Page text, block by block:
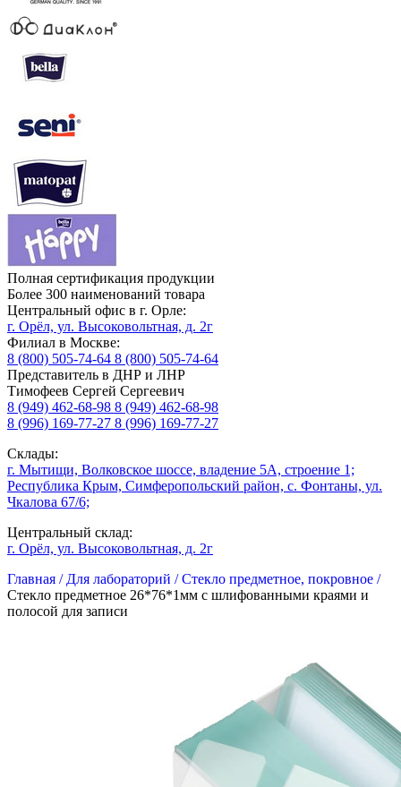
Полная сертификация продукции
Более 300 наименований товара
Центральный офис в г. Орле:
г. Орёл, ул. Высоковольтная, д. 2г
Филиал в Москве:
8 (800) 505-74-64 8 (800) 505-74-64
Представитель в ДНР и ЛНР
Тимофеев Сергей Сергеевич
8 (949) 462-68-98 8 (949) 462-68-98
8 (996) 169-77-27 8 (996) 169-77-27
Склады:
г. Мытищи, Волковское шоссе, владение 5А, строение 1;
Республика Крым, Симферопольский район, с. Фонтаны, ул.
Чкалова 67/6;
Центральный склад:
г. Орёл, ул. Высоковольтная, д. 2г
Главная / Для лабораторий /Стекло предметное, покровное /
Стекло предметное 26*76*1мм с шлифованными краями и
полосой для записи